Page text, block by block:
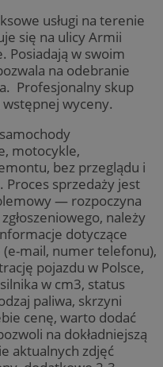
usługi na terenie
się na ulicy Armii
Posiadają w swoim
na odebranie
Profesjonalny skup
wyceny.
motocykle,
bez przeglądu i
Proces sprzedaży jest
— rozpoczyna
należy
dotyczące
mail, numer telefonu),
pojazdu w Polsce,
w cm3, status
paliwa, skrzyni
cenę, warto dodać
na dokładniejszą
aktualnych zdjęć